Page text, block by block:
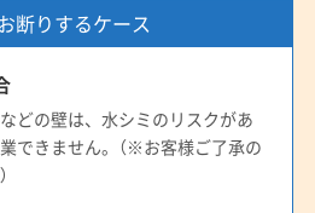
断りするケース
どの壁は、水シミのリスクがあ
できません。（※お客様ご了承の